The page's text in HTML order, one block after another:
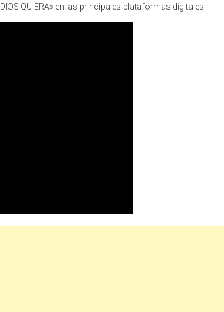
QUIERA» en las principales plataformas digitales.